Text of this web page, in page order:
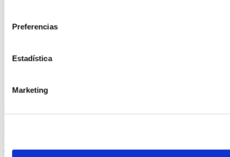
Preferencias
Estadística
Marketing
Receta elaborada por Carmen Albo de Guisándome la vida
Pechuga de pollo al horno de mi abuela con pollo de Corral
Seguir leyendo